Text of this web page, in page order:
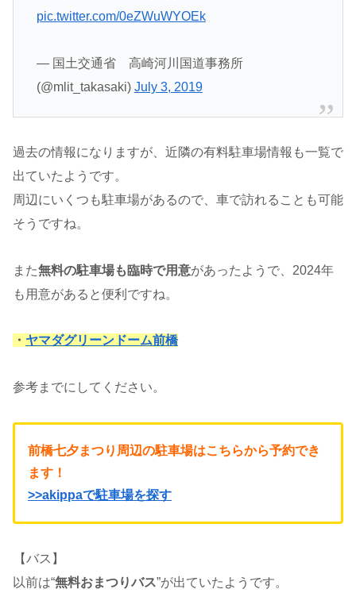
pic.twitter.com/0eZWuWYOEk
— 国土交通省 高崎河川国道事務所
(@mlit_takasaki) July 3, 2019
過去の情報になりますが、近隣の有料駐車場情報も一覧で
出ていたようです。
周辺にいくつも駐車場があるので、車で訪れることも可能
そうですね。
また無料の駐車場も臨時で用意があったようで、2024年
も用意があると便利ですね。
・ ヤマダグリーンドーム前橋
参考までにしてください。
前橋七夕まつり周辺の駐車場はこちらから予約でき
ます！
>>akippaで駐車場を探す
【バス】
以前は“無料おまつりバス”が出ていたようです。